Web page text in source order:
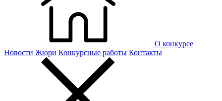
О конкурсе
Новости Жюри Конкурсные работы Контакты